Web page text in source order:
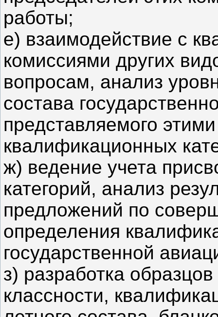
работы;
е) взаимодействие с
комиссиями других
вопросам, анализ
состава
представляемого
квалификационных
ж) ведение учета
категорий, анализ
предложений по
определения
государственной
з) разработка
классности,